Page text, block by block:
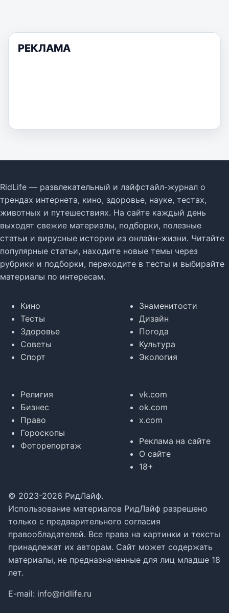
РЕКЛАМА
RidLife — развлекательный и лайфстайл-журнал о
трендах интернета, кино, здоровье, науке, тестах,
животных и путешествиях. На сайте каждый день
выходят свежие материалы, подборки, полезные
статьи и вирусные истории из онлайн-жизни. Читайте
популярные статьи, находите новые темы через
рубрики и подборки, переходите в тесты и выбирайте
материалы по интересам.
Кино
Тесты
Здоровье
Советы
Спорт
Знаменитости
Дизайн
Погода
Культура
Экология
Религия
Бизнес
Право
Гороскопы
Фоторепортаж
vk.com
ok.com
x.com
Реклама на сайте
О сайте
18+
© 2023-2026 РидЛайф.
Использование материалов РидЛайф разрешено
только с предварительного согласия
правообладателей. Все права на картинки и тексты
принадлежат их авторам. Сайт может содержать
материалы, не предназначенные для лиц младше 18
лет.
E-mail: info@ridlife.ru